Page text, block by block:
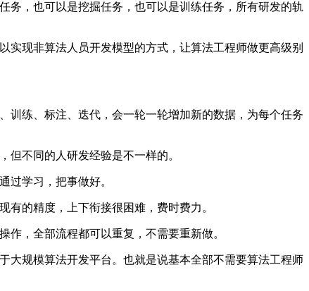
，也可以是挖掘任务，也可以是训练任务，所有研发的轨
现非算法人员开发模型的方式，让算法工程师做更高级别
练、标注、迭代，会一轮一轮增加新的数据，为每个任务
不同的人研发经验是不一样的。
学习，把事做好。
的精度，上下衔接很困难，费时费力。
，全部流程都可以重复，不需要重新做。
规模算法开发平台。也就是说基本全部不需要算法工程师